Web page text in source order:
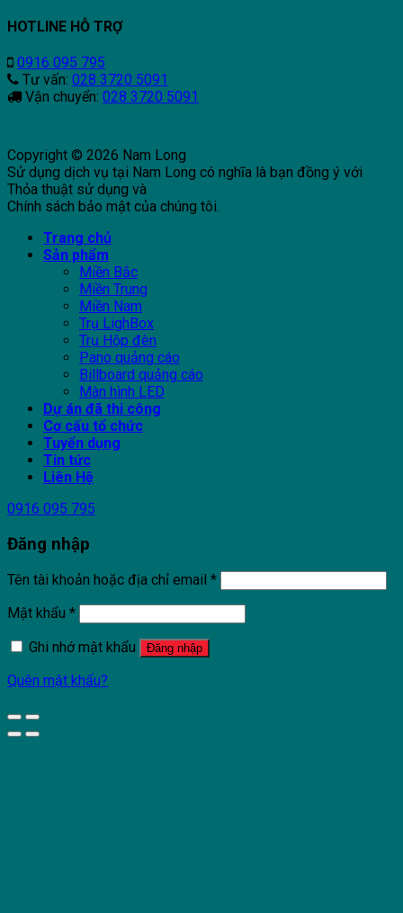
HOTLINE HỖ TRỢ
0916 095 795
Tư vấn: 028 3720 5091
Vận chuyển: 028 3720 5091
Copyright © 2026 Nam Long
Sử dụng dịch vụ tại Nam Long có nghĩa là bạn đồng ý với
Thỏa thuật sử dụng và
Chính sách bảo mật của chúng tôi.
Trang chủ
Sản phẩm
Miền Bắc
Miền Trung
Miền Nam
Trụ LighBox
Trụ Hộp đèn
Pano quảng cáo
Billboard quảng cáo
Màn hình LED
Dự án đã thi công
Cơ cấu tổ chức
Tuyển dụng
Tin tức
Liên Hệ
0916 095 795
Đăng nhập
Tên tài khoản hoặc địa chỉ email *
Mật khẩu *
Ghi nhớ mật khẩu
Đăng nhập
Quên mật khẩu?